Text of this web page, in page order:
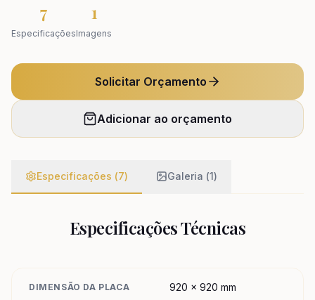
7
Especificações
1
Imagens
Solicitar Orçamento
Adicionar ao orçamento
Especificações (7) Galeria (1)
Especificações Técnicas
DIMENSÃO DA PLACA 920 x 920 mm